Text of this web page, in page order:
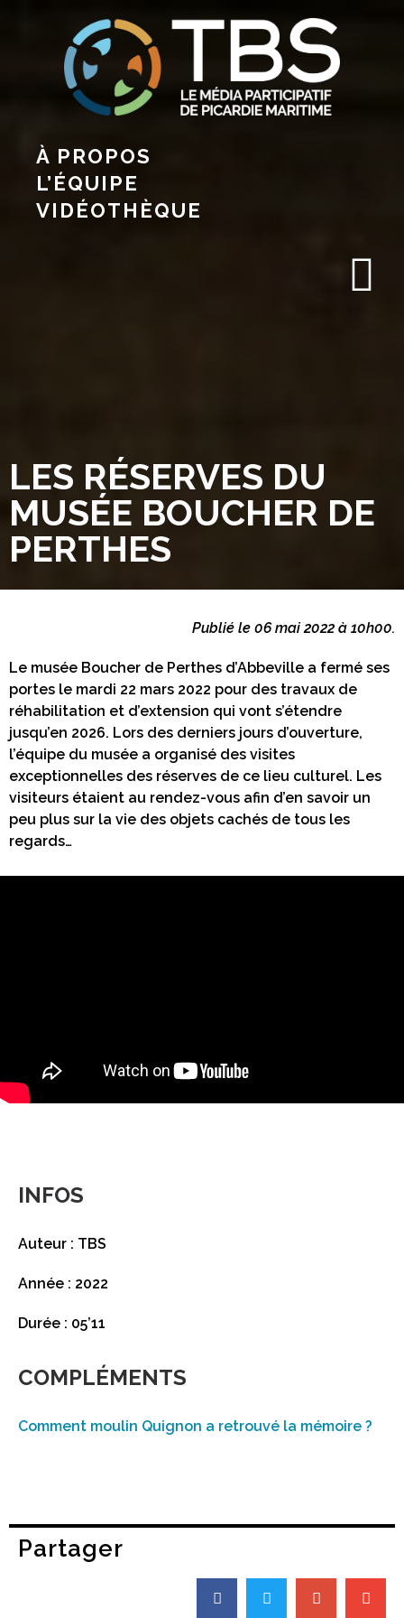
À PROPOS
L’ÉQUIPE
VIDÉOTHÈQUE
LES RÉSERVES DU
MUSÉE BOUCHER DE
PERTHES
Publié le 06 mai 2022 à 10h00.
Le musée Boucher de Perthes d’Abbeville a fermé ses
portes le mardi 22 mars 2022 pour des travaux de
réhabilitation et d’extension qui vont s’étendre
jusqu’en 2026. Lors des derniers jours d’ouverture,
l’équipe du musée a organisé des visites
exceptionnelles des réserves de ce lieu culturel. Les
visiteurs étaient au rendez-vous afin d’en savoir un
peu plus sur la vie des objets cachés de tous les
regards…
INFOS
Auteur : TBS
Année : 2022
Durée : 05’11
COMPLÉMENTS
Comment moulin Quignon a retrouvé la mémoire ?
Partager